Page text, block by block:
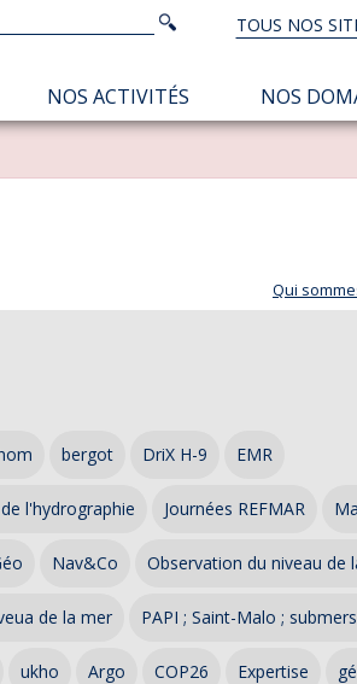
TOUS
NOS
SITES
TOUS NOS
Rechercher
Rechercher
NOS ACTIVITÉS NOS
Qui
bergot DriX H-9 EMR
l'hydrographie Journées REFMAR
Nav&Co Observation du niveau de
de la mer PAPI ; Saint-Malo ;
ukho Argo COP26 Expertise